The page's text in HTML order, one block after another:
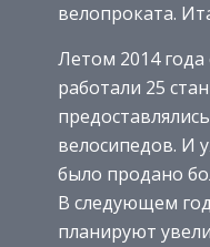
велопроката.
Летом 2014 года
работали 25
велосипедов. И
было продано
В следующем
планируют